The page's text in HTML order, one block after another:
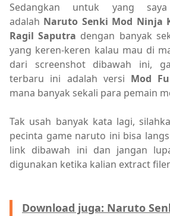
Sedangkan untuk yang
adalah Naruto Senki Mod Ninja
Ragil Saputra dengan banyak
yang keren-keren kalau mau di
dari screenshot dibawah ini,
terbaru ini adalah versi Mod
mana banyak sekali para pemain
Tak usah banyak kata lagi,
pecinta game naruto ini bisa
link dibawah ini dan jangan
digunakan ketika kalian extract
Download juga: Naruto